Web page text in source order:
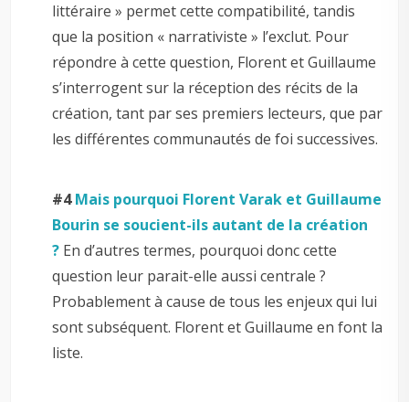
littéraire » permet cette compatibilité, tandis
que la position « narrativiste » l’exclut. Pour
répondre à cette question, Florent et Guillaume
s’interrogent sur la réception des récits de la
création, tant par ses premiers lecteurs, que par
les différentes communautés de foi successives.
#4 Mais pourquoi Florent Varak et Guillaume
Bourin se soucient-ils autant de la création
? En d’autres termes, pourquoi donc cette
question leur parait-elle aussi centrale ?
Probablement à cause de tous les enjeux qui lui
sont subséquent. Florent et Guillaume en font la
liste.